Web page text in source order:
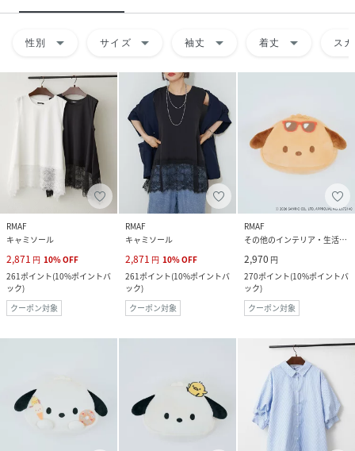
性別 arrow_drop_down サイズ arrow_drop_down 袖丈 arrow_drop_down 着丈 arrow_drop_down ス
RMAF
キャミソール
2,871 円 10%OFF
261ポイント(10%ポイントバ
ック)
クーポン対象
RMAF
キャミソール
2,871 円 10%OFF
261ポイント(10%ポイントバ
ック)
クーポン対象
RMAF
その他のインテリア・生活雑貨
2,970 円
270ポイント(10%ポイントバ
ック)
クーポン対象